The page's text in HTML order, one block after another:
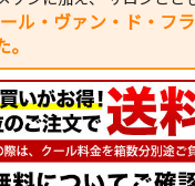
ル・ヴァン・ド・フ